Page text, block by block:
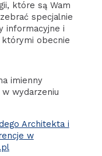
które są Wam
specjalnie
informacyjne i
obecnie
imienny
wydarzeniu
Architekta i
w